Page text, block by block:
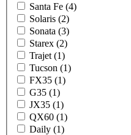
Santa Fe (4)
Solaris (2)
Sonata (3)
Starex (2)
Trajet (1)
Tucson (1)
FX35 (1)
G35 (1)
JX35 (1)
QX60 (1)
Daily (1)